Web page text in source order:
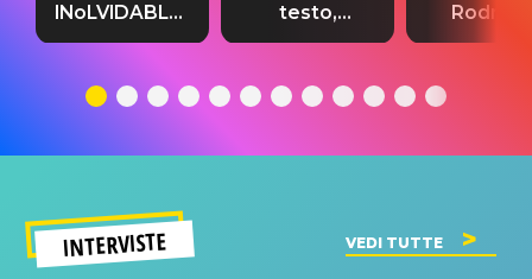
INoLVIDABLE”:
testo,
significato
testo,
traduzione e
del singolo
testo,
INTERVISTE VEDI TUTTE